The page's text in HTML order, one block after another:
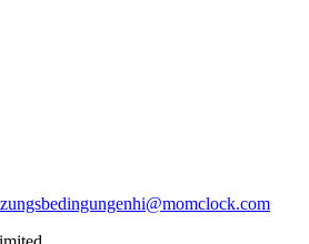
hi@momclock.com